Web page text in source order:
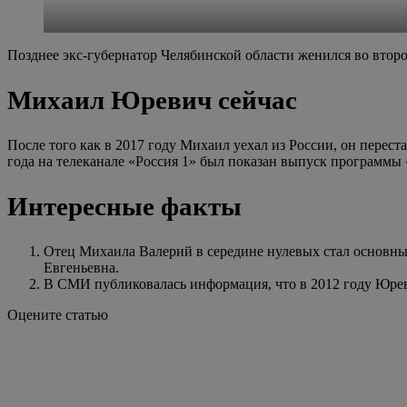
Позднее экс-губернатор Челябинской области женился во
Михаил Юревич сейчас
После того как в 2017 году Михаил уехал из России, он
года на телеканале «Россия 1» был показан выпуск
Интересные факты
Отец Михаила Валерий в середине нулевых стал
Евгеньевна.
В СМИ публиковалась информация, что в 2012 году
Оцените статью